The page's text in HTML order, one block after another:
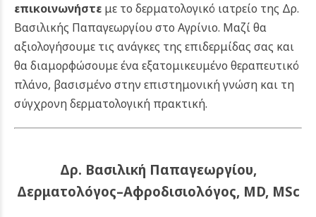
επικοινωνήστε με το δερματολογικό ιατρείο της Δρ.
Βασιλικής Παπαγεωργίου στο Αγρίνιο. Μαζί θα
αξιολογήσουμε τις ανάγκες της επιδερμίδας σας και
θα διαμορφώσουμε ένα εξατομικευμένο θεραπευτικό
πλάνο, βασισμένο στην επιστημονική γνώση και τη
σύγχρονη δερματολογική πρακτική.
Δρ. Βασιλική Παπαγεωργίου,
Δερματολόγος–Αφροδισιολόγος, MD, MSc